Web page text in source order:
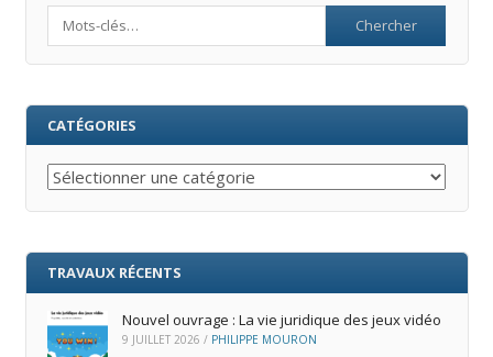
CATÉGORIES
Catégories
TRAVAUX RÉCENTS
Nouvel ouvrage : La vie juridique des jeux vidéo
9 JUILLET 2026 / PHILIPPE MOURON